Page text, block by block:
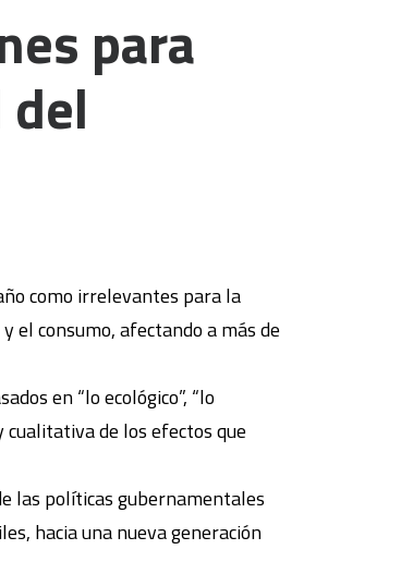
para
como irrelevantes para la
el consumo, afectando a más de
en “lo ecológico”, “lo
de los efectos que
las políticas gubernamentales
hacia una nueva generación